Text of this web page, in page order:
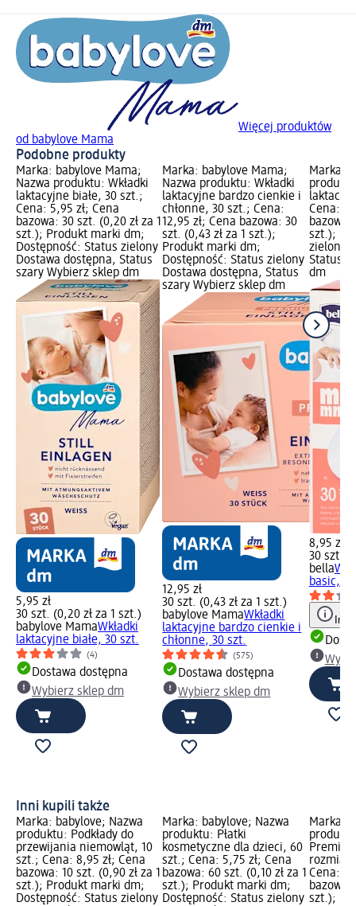
Więcej produktów
od babylove Mama
Podobne produkty
Marka: babylove Mama;
Nazwa produktu: Wkładki
laktacyjne białe, 30 szt.;
Cena: 5,95 zł; Cena
bazowa: 30 szt. (0,20 zł za 1
szt.); Produkt marki dm;
Dostępność: Status zielony
Dostawa dostępna, Status
szary Wybierz sklep dm
5,95 zł
30 szt. (0,20 zł za 1 szt.)
babylove MamaWkładki
laktacyjne białe, 30 szt.
(4)
Dostawa dostępna
Wybierz sklep dm
Marka: babylove Mama;
Nazwa produktu: Wkładki
laktacyjne bardzo cienkie i
chłonne, 30 szt.; Cena:
12,95 zł; Cena bazowa: 30
szt. (0,43 zł za 1 szt.);
Produkt marki dm;
Dostępność: Status zielony
Dostawa dostępna, Status
szary Wybierz sklep dm
12,95 zł
30 szt. (0,43 zł za 1 szt.)
babylove MamaWkładki
laktacyjne bardzo cienkie i
chłonne, 30 szt.
(575)
Dostawa dostępna
Wybierz sklep dm
Marka:
Cena:
bazowa:
szt.);
zielony
Status
dm
8,95 zł
30 szt.
bella
basic,
Inni kupili także
Marka: babylove; Nazwa
produktu: Podkłady do
przewijania niemowląt, 10
szt.; Cena: 8,95 zł; Cena
bazowa: 10 szt. (0,90 zł za 1
szt.); Produkt marki dm;
Dostępność: Status zielony
Marka: babylove; Nazwa
produktu: Płatki
kosmetyczne dla dzieci, 60
szt.; Cena: 5,75 zł; Cena
bazowa: 60 szt. (0,10 zł za 1
szt.); Produkt marki dm;
Dostępność: Status zielony
Marka:
rozmiar
Cena:
bazowa:
szt.);